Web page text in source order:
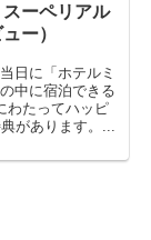
ーペリアル
ー）
日に「ホテルミ
中に宿泊できる
わたってハッピ
があります。...